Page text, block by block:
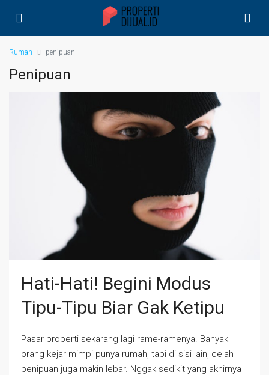
Rumah penipuan
Penipuan
Hati-Hati! Begini Modus
Tipu-Tipu Biar Gak Ketipu
Pasar properti sekarang lagi rame-ramenya. Banyak
orang kejar mimpi punya rumah, tapi di sisi lain, celah
penipuan juga makin lebar. Nggak sedikit yang akhirnya